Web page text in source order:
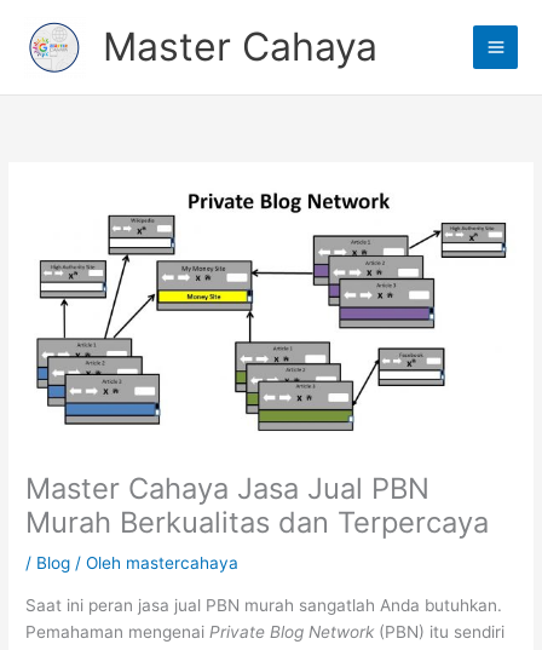
konten
Master Cahaya
Main
Master Cahaya Jasa Jual PBN
Murah Berkualitas dan Terpercaya
/ Blog / Oleh mastercahaya
Saat ini peran jasa jual PBN murah sangatlah Anda butuhkan.
Pemahaman mengenai Private Blog Network (PBN) itu sendiri